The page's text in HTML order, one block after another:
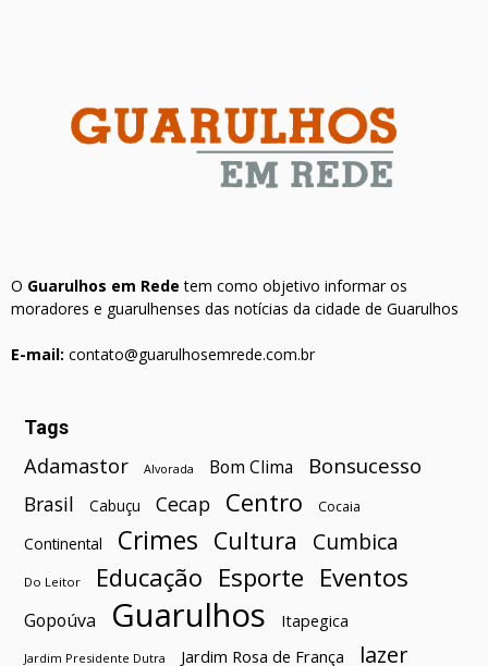
O Guarulhos em Rede tem como objetivo informar os
moradores e guarulhenses das notícias da cidade de Guarulhos
E-mail: contato@guarulhosemrede.com.br
Tags
Adamastor Alvorada Bom Clima Bonsucesso
Brasil Cabuçu Cecap Centro Cocaia
Continental Crimes Cultura Cumbica
Do Leitor Educação Esporte Eventos
Gopoúva Guarulhos Itapegica
Jardim Presidente Dutra Jardim Rosa de França lazer